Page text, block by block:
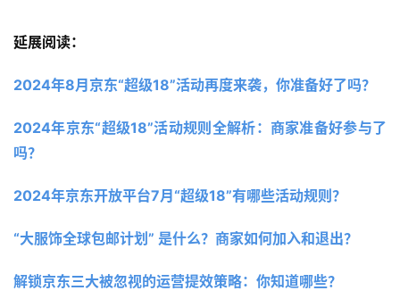
延展阅读：
2024年8月京东“超级18”活动再度来袭，你准备好了吗？
2024年京东“超级18”活动规则全解析：商家准备好参与了
吗？
2024年京东开放平台7月“超级18”有哪些活动规则？
“大服饰全球包邮计划” 是什么？商家如何加入和退出？
解锁京东三大被忽视的运营提效策略：你知道哪些？